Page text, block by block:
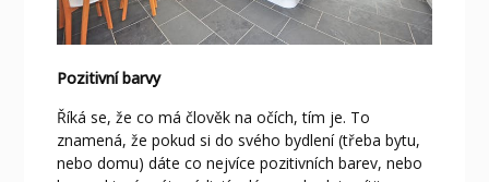
Pozitivní barvy
Říká se, že co má člověk na očích, tím je. To
znamená, že pokud si do svého bydlení (třeba bytu,
nebo domu) dáte co nejvíce pozitivních barev, nebo